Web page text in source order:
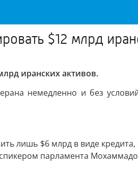
$12 млрд
иранских активов.
немедленно и без
лишь $6 млрд в виде
спикером парламента